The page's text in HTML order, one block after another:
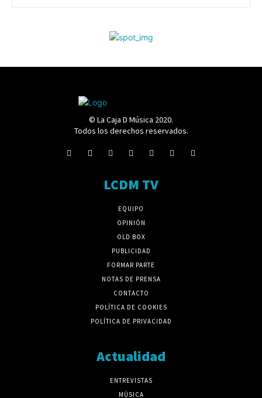
© La Caja D Música 2020.
Todos los derechos reservados.
LCDM TV
EQUIPO
OPINIÓN
OLD BOX
PUBLICIDAD
FORMAR PARTE
NOTAS DE PRENSA
CONTACTO
POLÍTICA DE COOKIES
POLÍTICA DE PRIVACIDAD
Actualidad
ENTREVISTAS
MÚSICA